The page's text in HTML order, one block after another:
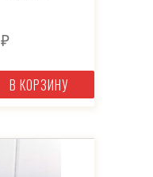
₽
В КОРЗИНУ